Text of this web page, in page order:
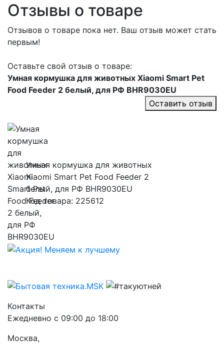
Отзывы о товаре
Отзывов о товаре пока нет. Ваш отзыв может стать
первым!
Оставьте свой отзыв о товаре:
Умная кормушка для животных Xiaomi Smart Pet
Food Feeder 2 белый, для РФ BHR9030EU
Оставить отзыв
Умная кормушка для животных
Xiaomi Smart Pet Food Feeder 2
белый, для РФ BHR9030EU
Код товара: 225612
Контакты
Ежедневно с 09:00 до 18:00
Москва,